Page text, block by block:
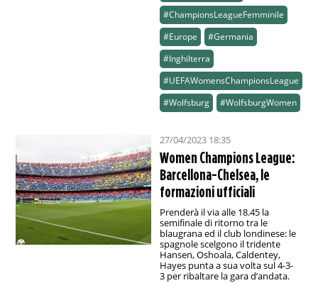
#ChampionsLeagueFemminile
#Europe
#Germania
#Inghilterra
#UEFAWomensChampionsLeague
#Wolfsburg
#WolfsburgWomen
27/04/2023 18:35
Women Champions League:
Barcellona-Chelsea, le
formazioni ufficiali
Prenderà il via alle 18.45 la
semifinale di ritorno tra le
blaugrana ed il club londinese: le
spagnole scelgono il tridente
Hansen, Oshoala, Caldentey,
Hayes punta a sua volta sul 4-3-
3 per ribaltare la gara d’andata.